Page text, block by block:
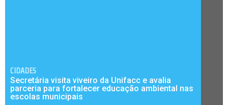
CIDADES
Secretária visita viveiro da Unifacc e avalia
parceria para fortalecer educação ambiental nas
escolas municipais